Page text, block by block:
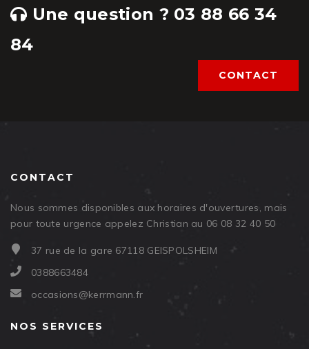
Une question ? 03 88 66 34
84
CONTACT
CONTACT
Nous sommes disponibles aux horaires d'ouvertures, mais
pour toute urgence appelez Christian au 06 08 32 40 50
37 rue de la gare 67118 GEISPOLSHEIM
0388663484
occasions@kerrmann.fr
NOS SERVICES